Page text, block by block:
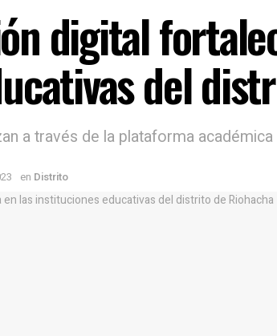
digital
del
a través de la plataforma
en Distrito